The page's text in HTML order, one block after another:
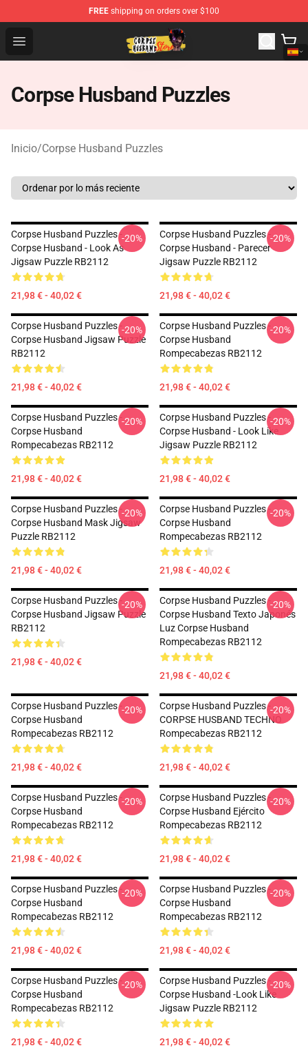
FREE shipping on orders over $100
Open menu
Corpse Husband Shop - Official Corpse Husband
Corpse Husband Puzzles
Inicio/Corpse Husband Puzzles
Corpse Husband Puzzles -
Corpse Husband - Look As
Jigsaw Puzzle RB2112
21,98 € - 40,02 €
-20%
Corpse Husband Puzzles -
Corpse Husband - Parecer
Jigsaw Puzzle RB2112
21,98 € - 40,02 €
-20%
Corpse Husband Puzzles -
Corpse Husband Jigsaw Puzzle
RB2112
21,98 € - 40,02 €
-20%
Corpse Husband Puzzles -
Corpse Husband
Rompecabezas RB2112
21,98 € - 40,02 €
-20%
Corpse Husband Puzzles -
Corpse Husband
Rompecabezas RB2112
21,98 € - 40,02 €
-20%
Corpse Husband Puzzles -
Corpse Husband - Look Like
Jigsaw Puzzle RB2112
21,98 € - 40,02 €
-20%
Corpse Husband Puzzles -
Corpse Husband Mask Jigsaw
Puzzle RB2112
21,98 € - 40,02 €
-20%
Corpse Husband Puzzles -
Corpse Husband
Rompecabezas RB2112
21,98 € - 40,02 €
-20%
Corpse Husband Puzzles -
Corpse Husband Jigsaw Puzzle
RB2112
21,98 € - 40,02 €
-20%
Corpse Husband Puzzles -
Corpse Husband Texto Japonés
Luz Corpse Husband
Rompecabezas RB2112
21,98 € - 40,02 €
-20%
Corpse Husband Puzzles -
Corpse Husband
Rompecabezas RB2112
21,98 € - 40,02 €
-20%
Corpse Husband Puzzles -
CORPSE HUSBAND TECHNO
Rompecabezas RB2112
21,98 € - 40,02 €
-20%
Corpse Husband Puzzles -
Corpse Husband
Rompecabezas RB2112
21,98 € - 40,02 €
-20%
Corpse Husband Puzzles -
Corpse Husband Ejército
Rompecabezas RB2112
21,98 € - 40,02 €
-20%
Corpse Husband Puzzles -
Corpse Husband
Rompecabezas RB2112
21,98 € - 40,02 €
-20%
Corpse Husband Puzzles -
Corpse Husband
Rompecabezas RB2112
21,98 € - 40,02 €
-20%
Corpse Husband Puzzles -
Corpse Husband
Rompecabezas RB2112
21,98 € - 40,02 €
-20%
Corpse Husband Puzzles -
Corpse Husband -look Like
Jigsaw Puzzle RB2112
21,98 € - 40,02 €
-20%